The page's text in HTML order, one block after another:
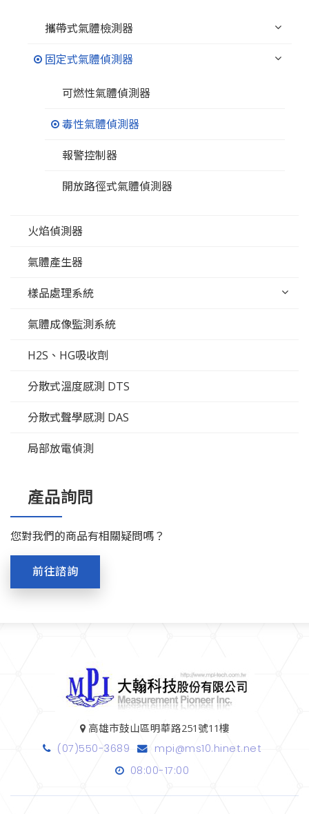
攜帶式氣體檢測器
固定式氣體偵測器
可燃性氣體偵測器
毒性氣體偵測器
報警控制器
開放路徑式氣體偵測器
火焰偵測器
氣體產生器
樣品處理系統
氣體成像監測系統
H2S、HG吸收劑
分散式溫度感測 DTS
分散式聲學感測 DAS
局部放電偵測
產品詢問
您對我們的商品有相關疑問嗎？
前往諮詢
高雄市鼓山區明華路251號11樓
(07)550-3689
mpi@ms10.hinet.net
08:00-17:00